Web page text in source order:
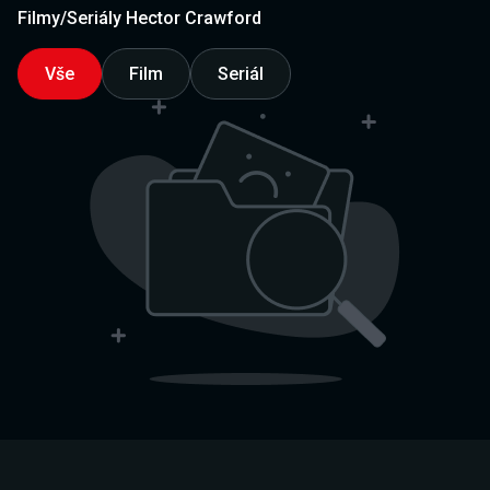
Filmy/Seriály Hector Crawford
Vše Film Seriál